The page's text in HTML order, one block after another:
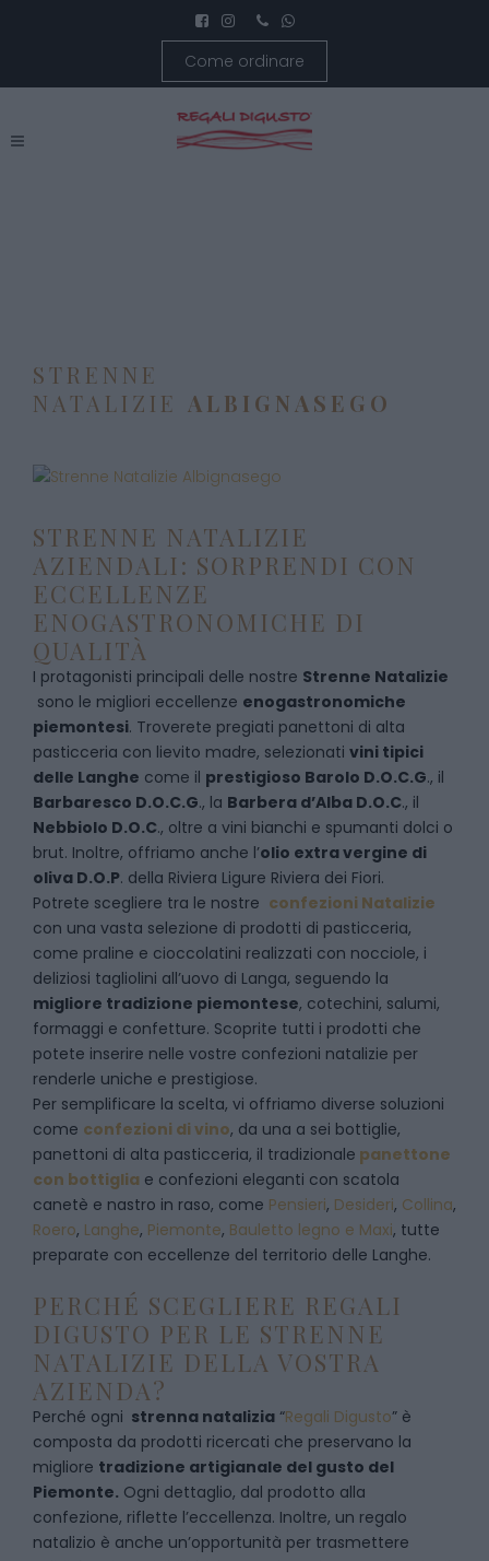
Come ordinare
STRENNE
NATALIZIE ALBIGNASEGO
STRENNE NATALIZIE
AZIENDALI: SORPRENDI CON
ECCELLENZE
ENOGASTRONOMICHE DI
QUALITÀ
I protagonisti principali delle nostre Strenne Natalizie
sono le migliori eccellenze enogastronomiche
piemontesi. Troverete pregiati panettoni di alta
pasticceria con lievito madre, selezionati vini tipici
delle Langhe come il prestigioso Barolo D.O.C.G., il
Barbaresco D.O.C.G., la Barbera d’Alba D.O.C., il
Nebbiolo D.O.C., oltre a vini bianchi e spumanti dolci o
brut. Inoltre, offriamo anche l’olio extra vergine di
oliva D.O.P. della Riviera Ligure Riviera dei Fiori.
Potrete scegliere tra le nostre confezioni Natalizie
con una vasta selezione di prodotti di pasticceria,
come praline e cioccolatini realizzati con nocciole, i
deliziosi tagliolini all’uovo di Langa, seguendo la
migliore tradizione piemontese, cotechini, salumi,
formaggi e confetture. Scoprite tutti i prodotti che
potete inserire nelle vostre confezioni natalizie per
renderle uniche e prestigiose.
Per semplificare la scelta, vi offriamo diverse soluzioni
come confezioni di vino, da una a sei bottiglie,
panettoni di alta pasticceria, il tradizionale panettone
con bottiglia e confezioni eleganti con scatola
canetè e nastro in raso, come Pensieri, Desideri, Collina,
Roero, Langhe, Piemonte, Bauletto legno e Maxi, tutte
preparate con eccellenze del territorio delle Langhe.
PERCHÉ SCEGLIERE REGALI
DIGUSTO PER LE STRENNE
NATALIZIE DELLA VOSTRA
AZIENDA?
Perché ogni strenna natalizia “Regali Digusto” è
composta da prodotti ricercati che preservano la
migliore tradizione artigianale del gusto del
Piemonte. Ogni dettaglio, dal prodotto alla
confezione, riflette l’eccellenza. Inoltre, un regalo
natalizio è anche un’opportunità per trasmettere